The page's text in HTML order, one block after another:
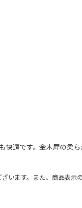
快適です。金木犀の柔
います。また、商品表示